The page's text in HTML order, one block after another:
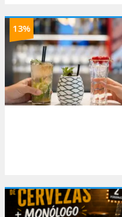
13%